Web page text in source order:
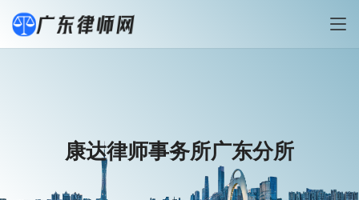
康达律师事务所广东分所